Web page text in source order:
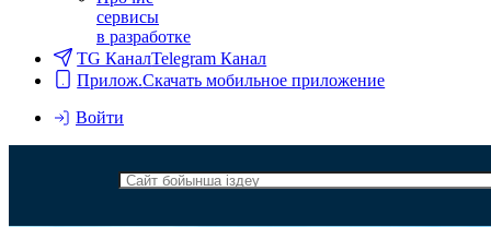
сервисы
в разработке
TG КаналTelegram Канал
Прилож.Скачать мобильное приложение
Войти